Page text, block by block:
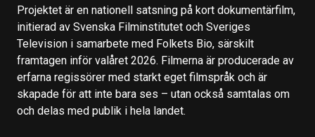
Projektet är en nationell satsning på kort dokumentärfilm,
initierad av Svenska Filminstitutet och Sveriges
Television i samarbete med Folkets Bio, särskilt
framtagen inför valåret 2026. Filmerna är producerade av
erfarna regissörer med starkt eget filmspråk och är
skapade för att inte bara ses – utan också samtalas om
och delas med publik i hela landet.